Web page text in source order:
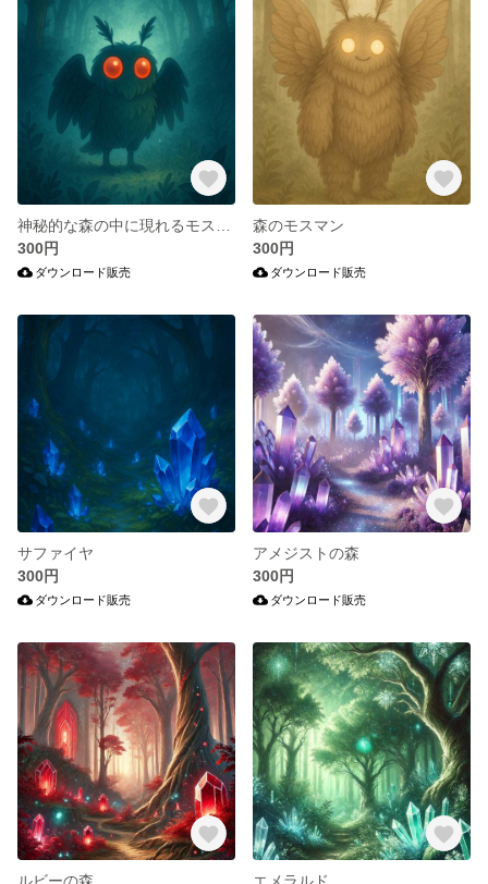
300円
ダウンロード販売
森のモスマン
300円
ダウンロード販売
サファイヤ
300円
ダウンロード販売
アメジストの森
300円
ダウンロード販売
ルビーの森
エメラルド